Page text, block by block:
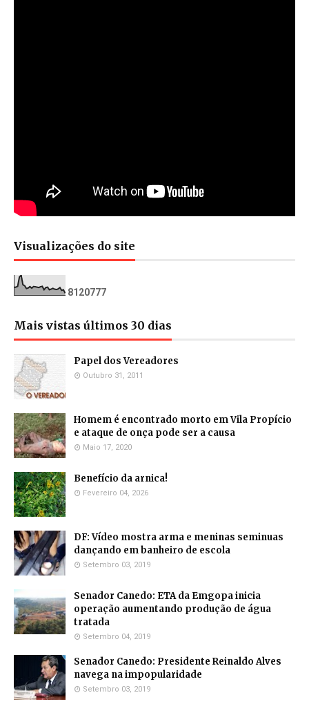
Visualizações do site
81 20777
Mais vistas últimos 30 dias
Papel dos Vereadores
Outubro 31, 2011
Homem é encontrado morto em Vila Propício
e ataque de onça pode ser a causa
Maio 17, 2020
Benefício da arnica!
Fevereiro 04, 2026
DF: Vídeo mostra arma e meninas seminuas
dançando em banheiro de escola
Setembro 03, 2019
Senador Canedo: ETA da Emgopa inicia
operação aumentando produção de água
tratada
Setembro 04, 2019
Senador Canedo: Presidente Reinaldo Alves
navega na impopularidade
Setembro 03, 2019